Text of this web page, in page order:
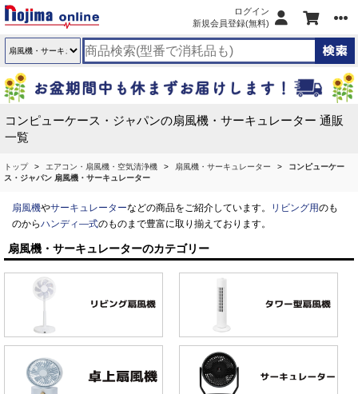
ログイン
新規会員登録(無料)
コンピューケース・ジャパンの扇風機・サーキュレーター 通販
一覧
トップ エアコン・扇風機・空気清浄機 扇風機・サーキュレーター
コンピューケー
ス・ジャパン 扇風機・サーキュレーター
扇風機やサーキュレーターなどの商品をご紹介しています。 リビング用のも
のからハンディ―式のものまで豊富に取り揃えております。
扇風機・サーキュレーターのカテゴリー